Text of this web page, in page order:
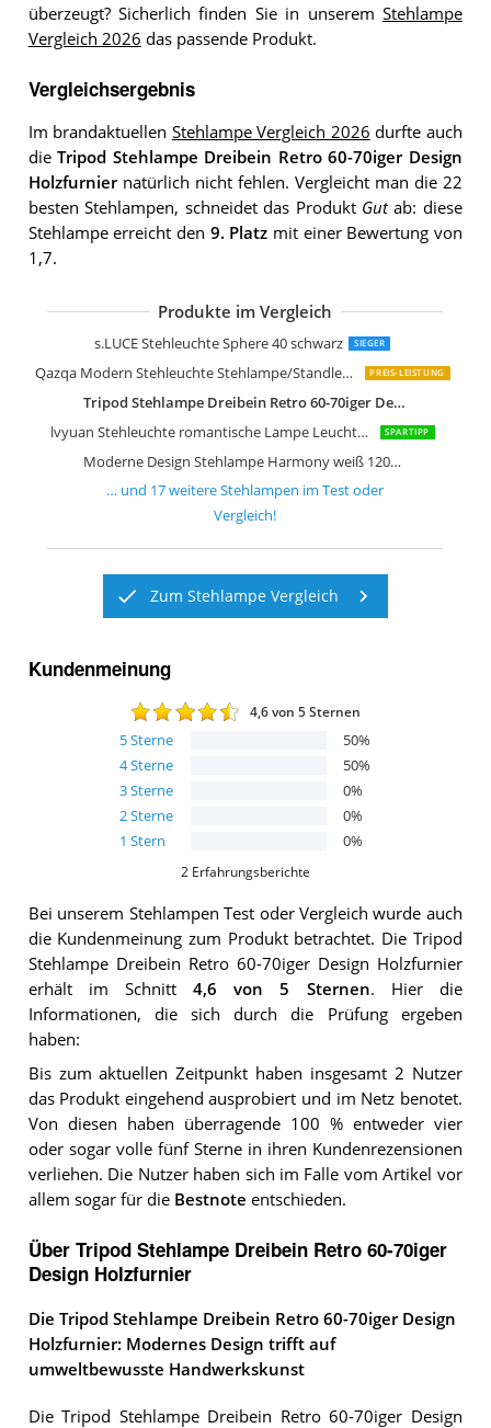
überzeugt? Sicherlich finden Sie in unserem Stehlampe
Vergleich 2026 das passende Produkt.
Vergleichsergebnis
Im brandaktuellen Stehlampe Vergleich 2026 durfte auch
dieTripod Stehlampe Dreibein Retro 60-70iger Design
Holzfurniernatürlich nicht fehlen. Vergleicht man die 22
besten Stehlampen, schneidet das Produkt Gutab: diese
Stehlampe erreicht den 9. Platz mit einer Bewertung von
1,7.
Produkte im Vergleich
s.LUCE Stehleuchte Sphere 40 schwarz SIEGER
Qazqa Modern Stehleuchte Stehlampe/Standleuchte/Lampe/Leuchte Tripe PREIS-LEISTUNG
Tripod Stehlampe Dreibein Retro 60-70iger Design Holzfurnier
lvyuan Stehleuchte romantische Lampe Leuchte Licht Stehlampe
SPARTIPP
Moderne Design Stehlampe Harmony weiß 120cm Stehleuchte
Qazqa Industrie Industrial
Paul Neuhaus Ilona 314-17
Arnusa Oasis Lights Design
Wofi LED Leuchte Lampe Vega
LEONC Kreative Stehleuchte LOUNGE
… und 17weitereStehlampen im Test oder
Vergleich!
Zum Stehlampe Vergleich
Kundenmeinung
4,6von 5 Sternen
5Sterne 50%
4Sterne 50%
3Sterne 0%
2Sterne 0%
1 Stern 0%
2 Erfahrungsberichte
Bei unserem Stehlampen Test oder Vergleich wurde auch
die Kundenmeinung zum Produkt betrachtet. Die Tripod
Stehlampe Dreibein Retro 60-70iger Design Holzfurnier
erhält im Schnitt4,6 von 5 Sternen. Hier die
Informationen, die sich durch die Prüfung ergeben
haben:
Bis zum aktuellen Zeitpunkt haben insgesamt 2 Nutzer
das Produkt eingehend ausprobiert und im Netz benotet.
Von diesen haben überragende 100 % entweder vier
oder sogar volle fünf Sterne in ihren Kundenrezensionen
verliehen. Die Nutzer haben sich im Falle vom Artikel vor
allem sogar für die Bestnote entschieden.
Über Tripod Stehlampe Dreibein Retro 60-70iger
Design Holzfurnier
Die Tripod Stehlampe Dreibein Retro 60-70iger Design
Holzfurnier: Modernes Design trifft auf
umweltbewusste Handwerkskunst
Die Tripod Stehlampe Dreibein Retro 60-70iger Design